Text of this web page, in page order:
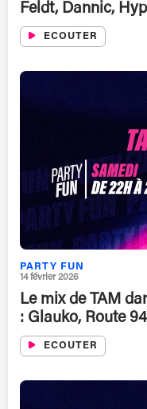
Feldt, Dannic,
ECOUTER
PARTY FUN
14 février 2026
Le mix de TAM
: Glauko, Route
ECOUTER